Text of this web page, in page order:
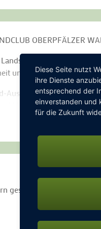
OBERPFÄLZER
des
und einer großen
Auszeichnung des
bietet mit dem
interessanten und
und ein
Wohlfühlfaktor und
mit 2 Greenfees inkl.
gesehen.
Bitte vor
Diese Seite nutzt
ihre Dienste
entsprechend der
einverstanden und
für die Zukunft